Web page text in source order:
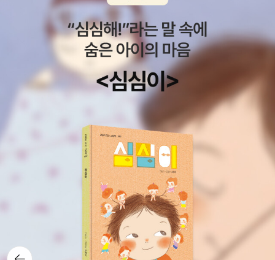
생각은 츠바이크의 전기를 보며서 했던(알게 된) 것이다.
그녀는 그저 철없고 공부하기 싫어하고 하지만 너무 귀엽고
사랑스러운, 오스트리아 여제의 막내딸로 자라, 역시 그런 왕비로 살
다가 조용히 묻혀/묻어 갈 수 있는 여자였다. 아, 그럼, 그녀는 정녕 죄
가 없는가? 이 부분이 참 슬프다. '몰라서'. 몰라서 그런 것도 죄라는
것을 프랑스 혁명은 가르쳐준다. 밖에서 민중들이 저렇게 고통받는데
궁전 안에서 그렇게 호위호식하는 것, 그러고서 바깥의 사정을 몰랐
다는 것, 이게 바로 죄라는 거다. 살펴보면 이쪽 저쪽 모두 공감되는
건 어쩔 수 없다. 한편, 주경철은 '외국(적국)에 시집온 공주는 인질이
나 다름 없다'라고 하던데, 흑, 정말 그랬을 법하다. 이 문장이 한 두
번 나온 것 같은데, 아마 딸을 키우는 아버지의 시선이 살짝 들어 있지
않나 하는 생각을 해봤다.(아, 물론 그가 아들'도'있는지는 잘 모르겠
다.) 겸사겸사, 표트르 대제 이후 러시아제국을 쥐고 흔든 예카테리나
여제(2세) 역시 오스트리아 출신 왕비이다. 러시아어를 하나도 모른
채 몸종 하나만 데리고(더 왔을지도 모르겠다) 저 무서운 야만의 대륙
뒤로가